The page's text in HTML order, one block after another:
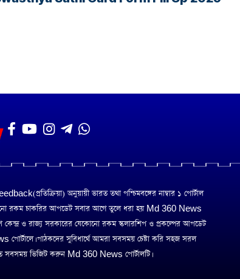
অনুয়ায়ী ভারত তথা পশ্চিমবঙ্গের নাম্বার ১ পোর্টাল
রকম চাকরির আপডেট সবার আগে তুলে ধরা হয় Md 360 News
কেন্দ্র ও রাজ্য সরকারের যেকোনো রকম স্কলারশিপ ও প্রকল্পের আপডেট
পাঠকদের সুবিধার্থে আমরা সবসময় চেষ্টা করি সহজ সরল
সবসময় ভিজিট করুন Md 360 News পোর্টালটি।